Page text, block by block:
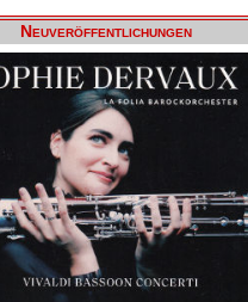
Neuveröffentlichungen